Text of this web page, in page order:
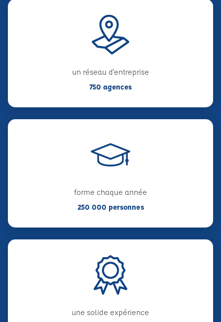
un réseau d'entreprise
750 agences
forme chaque année
250 000 personnes
une solide expérience